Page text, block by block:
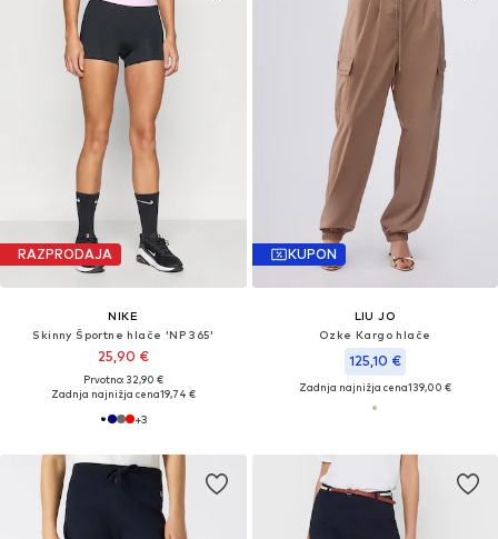
RAZPRODAJA
NIKE
Skinny Športne hlače 'NP 365'
25,90 €
Prvotno: 32,90 €
Zadnja najnižja cena19,74 €
+3
KUPON
LIU JO
Ozke Kargo hlače
125,10 €
Zadnja najnižja cena139,00 €